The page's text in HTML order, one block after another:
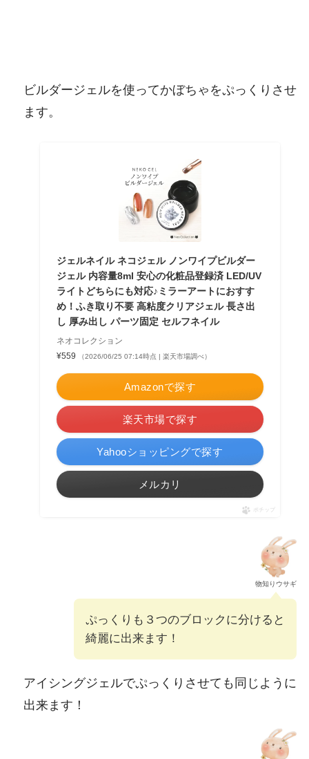
ビルダージェルを使ってかぼちゃをぷっくりさせ
ます。
ジェルネイル ネコジェル ノンワイプビルダー
ジェル 内容量8ml 安心の化粧品登録済 LED/UV
ライトどちらにも対応♪ミラーアートにおすす
め！ふき取り不要 高粘度クリアジェル 長さ出
し 厚み出し パーツ固定 セルフネイル
ネオコレクション
¥559
（2026/06/25 07:14時点 | 楽天市場調べ）
Amazonで探す
楽天市場で探す
Yahooショッピングで探す
メルカリ
ポチップ
物知りウサギ
ぷっくりも３つのブロックに分けると
綺麗に出来ます！
アイシングジェルでぷっくりさせても同じように
出来ます！